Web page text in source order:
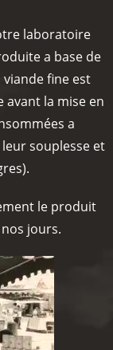
laboratoire
a base de
viande fine est
avant la mise en
a
souplesse et
le produit
jours.